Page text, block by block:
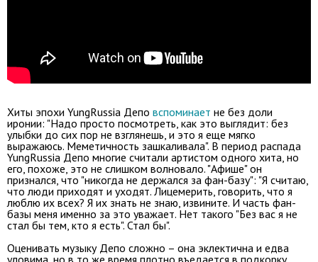
Хиты эпохи YungRussia Депо вспоминает не без доли
иронии: "Надо просто посмотреть, как это выглядит: без
улыбки до сих пор не взглянешь, и это я еще мягко
выражаюсь. Меметичность зашкаливала". В период распада
YungRussia Депо многие считали артистом одного хита, но
его, похоже, это не слишком волновало. "Афише" он
признался, что "никогда не держался за фан-базу": "Я считаю,
что люди приходят и уходят. Лицемерить, говорить, что я
люблю их всех? Я их знать не знаю, извините. И часть фан-
базы меня именно за это уважает. Нет такого "Без вас я не
стал бы тем, кто я есть". Стал бы".
Оценивать музыку Депо сложно – она эклектична и едва